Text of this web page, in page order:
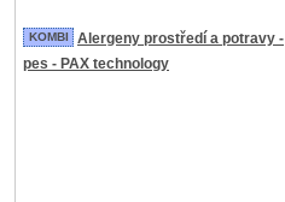
KOMBI
Alergeny prostředí a potravy -
pes - PAX technology